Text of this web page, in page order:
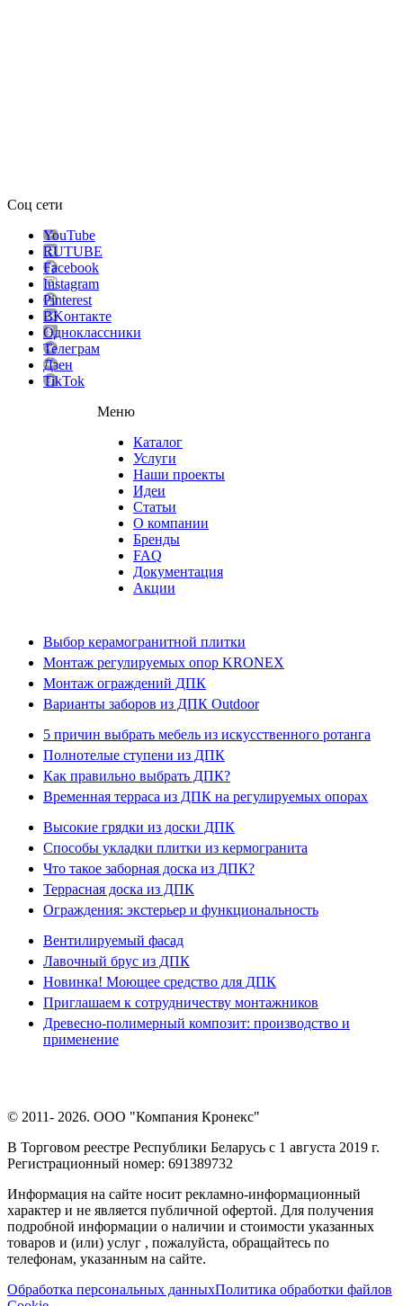
Соц сети
YouTube
RUTUBE
Facebook
Instagram
Pinterest
ВKонтакте
Одноклассники
Телеграм
Дзен
TikTok
Меню
Каталог
Услуги
Наши проекты
Идеи
Статьи
О компании
Бренды
FAQ
Документация
Акции
Выбор керамогранитной плитки
Монтаж регулируемых опор KRONEX
Монтаж ограждений ДПК
Варианты заборов из ДПК Outdoor
5 причин выбрать мебель из искусственного ротанга
Полнотелые ступени из ДПК
Как правильно выбрать ДПК?
Временная терраса из ДПК на регулируемых опорах
Высокие грядки из доски ДПК
Способы укладки плитки из кермогранита
Что такое заборная доска из ДПК?
Террасная доска из ДПК
Ограждения: экстерьер и функциональность
Вентилируемый фасад
Лавочный брус из ДПК
Новинка! Моющее средство для ДПК
Приглашаем к сотрудничеству монтажников
Древесно-полимерный композит: производство и
применение
© 2011- 2026. ООО "Компания Кронекс"
В Торговом реестре Республики Беларусь с 1 августа 2019 г.
Регистрационный номер: 691389732
Информация на сайте носит рекламно-информационный
характер и не является публичной офертой. Для получения
подробной информации о наличии и стоимости указанных
товаров и (или) услуг , пожалуйста, обращайтесь по
телефонам, указанным на сайте.
Обработка персональных данныхПолитика обработки файлов